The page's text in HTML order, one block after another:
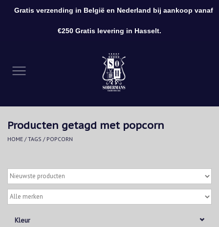
Kleding
Accessoires
Producten getagd met popcorn
HOME /TAGS / POPCORN
Kleur
Gratis verzending in België en Nederland bij aankoop vanaf
€250 Gratis levering in Hasselt.